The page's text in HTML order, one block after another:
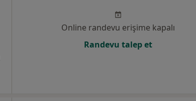
Online randevu erişime kapalı
Randevu talep et